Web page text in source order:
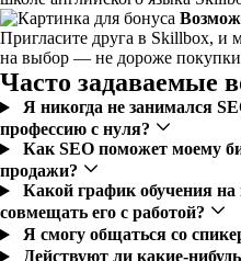
Пригласите друга в Skillbox, и
на выбор — не дороже покупки
Часто задаваемые
Я никогда не занимался
профессию с нуля?
Как SEO поможет моему
продажи?
Какой график обучения
совмещать его с работой?
Я смогу общаться со
Действуют ли какие-